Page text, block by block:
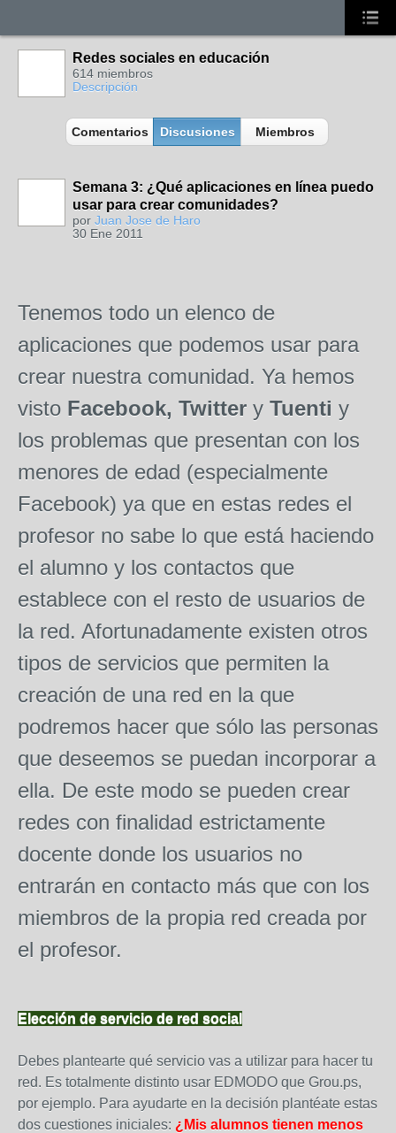
Redes sociales en educación
614 miembros
Descripción
Comentarios Discusiones Miembros
Semana 3: ¿Qué aplicaciones en línea puedo
usar para crear comunidades?
por Juan Jose de Haro
30 Ene 2011
Tenemos todo un elenco de
aplicaciones que podemos usar para
crear nuestra comunidad. Ya hemos
visto Facebook, Twitter y Tuenti y
los problemas que presentan con los
menores de edad (especialmente
Facebook) ya que en estas redes el
profesor no sabe lo que está haciendo
el alumno y los contactos que
establece con el resto de usuarios de
la red. Afortunadamente existen otros
tipos de servicios que permiten la
creación de una red en la que
podremos hacer que sólo las personas
que deseemos se puedan incorporar a
ella. De este modo se pueden crear
redes con finalidad estrictamente
docente donde los usuarios no
entrarán en contacto más que con los
miembros de la propia red creada por
el profesor.
Elección de servicio de red social
Debes plantearte qué servicio vas a utilizar para hacer tu
red. Es totalmente distinto usar EDMODO que Grou.ps,
por ejemplo. Para ayudarte en la decisión plantéate estas
dos cuestiones iniciales: ¿Mis alumnos tienen menos